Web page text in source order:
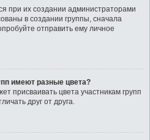
при их создании администраторами
в создании группы, сначала
отправить ему личное
имеют разные цвета?
присваивать цвета участникам групп
друг от друга.